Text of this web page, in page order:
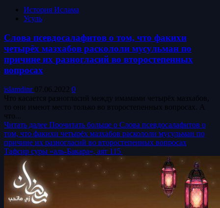
История Ислама
Усуль
Слова псевдосалафитов о том, что факихи
четырёх мазхабов раскололи мусульман по
причине их разногласий во второстепенных
вопросах
islamdinr 07.06.2022 0
Что касается разногласий между имамами четырёх мазхабов,
то они имеют место только во второстепенных вопросах. А
что...
Читать далее Прочитать больше о Слова псевдосалафитов о
том, что факихи четырёх мазхабов раскололи мусульман по
причине их разногласий во второстепенных вопросах
Тафсир суры «аль-Бакара», аят 115